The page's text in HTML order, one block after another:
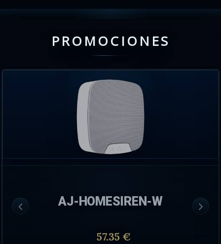
PROMOCIONES
AJ-HOMESIREN-W
57.35 €